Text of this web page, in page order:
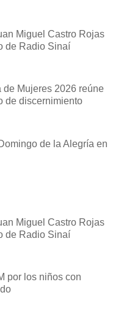
Miguel Castro Rojas
de Radio Sinaí
de Mujeres 2026 reúne
de discernimiento
de la Alegría en
Miguel Castro Rojas
de Radio Sinaí
por los niños con